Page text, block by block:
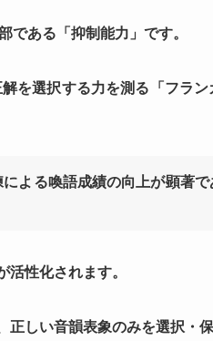
である「抑制能力」 です。
を選択する力を測る「フラ
よる喚語成績の向上が顕著
性化されます。
しい音韻表象のみを選択・